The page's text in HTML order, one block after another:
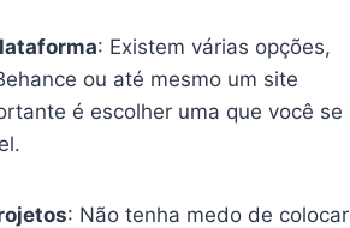
: Existem várias opções,
ou até mesmo um site
é escolher uma que você se
: Não tenha medo de colocar